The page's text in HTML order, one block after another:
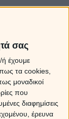
σας
ή έχουμε
τα cookies,
μοναδικοί
που
διαφημίσεις
έρευνα